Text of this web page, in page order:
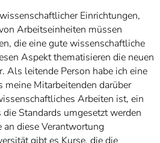
Einrichtungen,
Arbeitseinheiten müssen
die eine gute wissenschaftliche
Aspekt thematisieren die neuen
Als leitende Person habe ich eine
meine Mitarbeitenden darüber
Arbeiten ist, ein
Standards umgesetzt werden
diese Verantwortung